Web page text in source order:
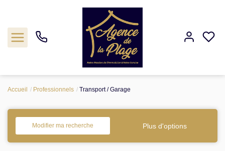
Acheter
Accueil Professionnels Transport / Garage
Modifier ma recherche Plus d'options